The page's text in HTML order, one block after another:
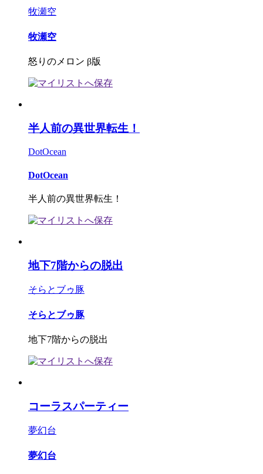
牧瀬空
牧瀬空
怒りのメロン β版
半人前の異世界転生！
DotOcean
DotOcean
半人前の異世界転生！
地下7階からの脱出
そらとブゥ豚
そらとブゥ豚
地下7階からの脱出
コーラスパーティー
夢幻台
夢幻台